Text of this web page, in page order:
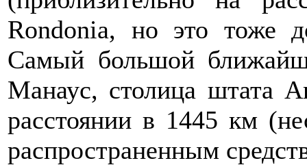
Rondonia, но это тоже
Самый большой
Манаус, столица штата
расстоянии в 1445 км
распространенным